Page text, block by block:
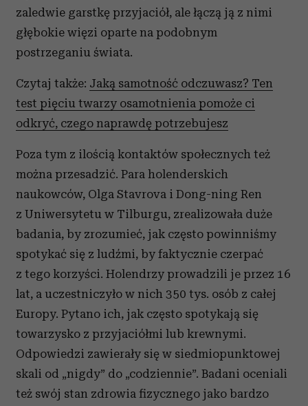
zaledwie garstkę przyjaciół, ale łączą ją z nimi
głębokie więzi oparte na podobnym
postrzeganiu świata.
Czytaj także: Jaką samotność odczuwasz? Ten
test pięciu twarzy osamotnienia pomoże ci
odkryć, czego naprawdę potrzebujesz
Poza tym z ilością kontaktów społecznych też
można przesadzić. Para holenderskich
naukowców, Olga Stavrova i Dong-ning Ren
z Uniwersytetu w Tilburgu, zrealizowała duże
badania, by zrozumieć, jak często powinniśmy
spotykać się z ludźmi, by faktycznie czerpać
z tego korzyści. Holendrzy prowadzili je przez 16
lat, a uczestniczyło w nich 350 tys. osób z całej
Europy. Pytano ich, jak często spotykają się
towarzysko z przyjaciółmi lub krewnymi.
Odpowiedzi zawierały się w siedmiopunktowej
skali od „nigdy” do „codziennie”. Badani oceniali
też swój stan zdrowia fizycznego jako bardzo